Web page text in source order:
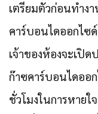
เตรียมตัวก่อน
คาร์บอนไดออกไซ
เจ้าของห้องจะเปิ
ก๊าซคาร์บอนไดอ
ชั่วโมงในการหาย